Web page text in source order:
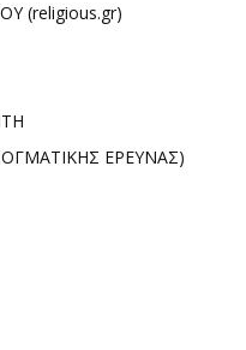
(religious.gr)
ΕΡΕΥΝΑΣ)